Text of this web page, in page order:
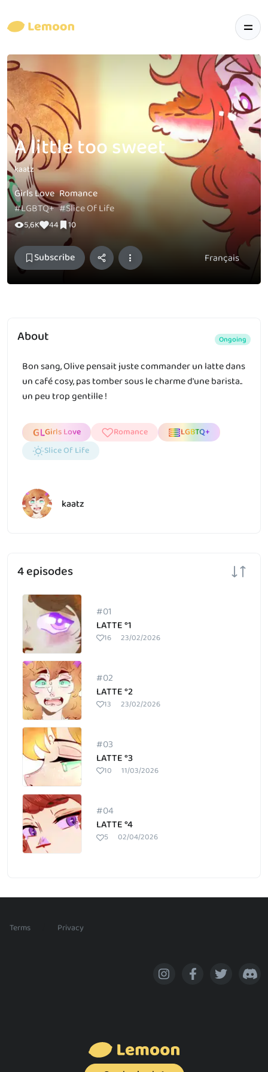
A little too sweet
kaatz
Girls Love Romance
#LGBTQ+ #Slice Of Life
5,6K 44 10
Subscribe Français
4 episodes
#01
LATTE °1
16 23/02/2026
#02
LATTE °2
13 23/02/2026
#03
LATTE °3
10 11/03/2026
#04
LATTE °4
5 02/04/2026
About Ongoing
Bon sang, Olive pensait juste commander un latte dans
un café cosy, pas tomber sous le charme d'une barista..
un peu trop gentille !
Girls Love Romance
LGBTQ+
Slice Of Life
kaatz
Terms Privacy